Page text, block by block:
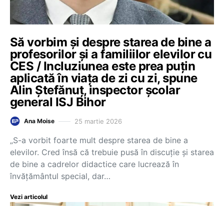
Să vorbim și despre starea de bine a
profesorilor și a familiilor elevilor cu
CES / Incluziunea este prea puțin
aplicată în viața de zi cu zi, spune
Alin Ștefănuț, inspector școlar
general ISJ Bihor
Ana Moise 25 martie 2026
„S-a vorbit foarte mult despre starea de bine a
elevilor. Cred însă că trebuie pusă în discuție și starea
de bine a cadrelor didactice care lucrează în
învățământul special, dar…
Vezi articolul